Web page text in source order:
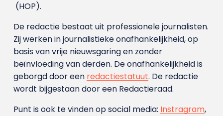
(HOP).
De redactie bestaat uit professionele journalisten.
Zij werken in journalistieke onafhankelijkheid, op
basis van vrije nieuwsgaring en zonder
beïnvloeding van derden. De onafhankelijkheid is
geborgd door een redactiestatuut. De redactie
wordt bijgestaan door een Redactieraad.
Punt is ook te vinden op social media: Instragram,